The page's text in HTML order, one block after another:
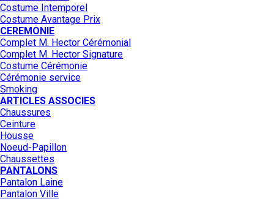
Costume Intemporel
Costume Avantage Prix
CEREMONIE
Complet M. Hector Cérémonial
Complet M. Hector Signature
Costume Cérémonie
Cérémonie service
Smoking
ARTICLES ASSOCIES
Chaussures
Ceinture
Housse
Noeud-Papillon
Chaussettes
PANTALONS
Pantalon Laine
Pantalon Ville